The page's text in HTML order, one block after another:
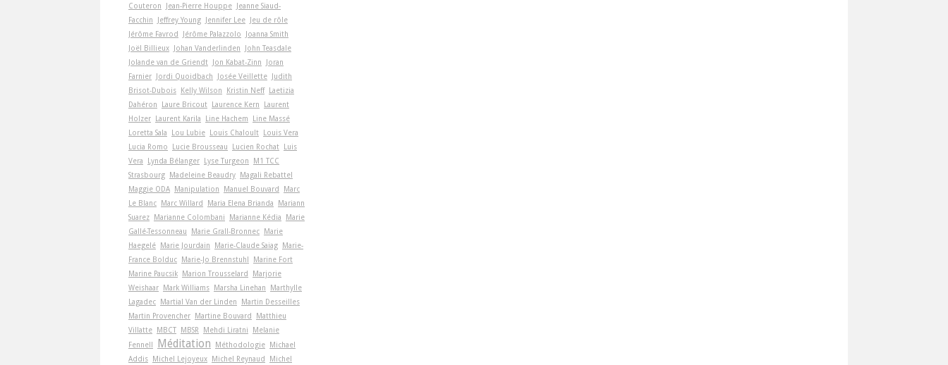
Couteron
Jean-Pierre Houppe Jeanne Siaud-
Facchin
Jeffrey Young Jennifer Lee Jeu de rôle
Jérôme Favrod
Jérôme Palazzolo
Joanna Smith
Joël Billieux Johan Vanderlinden
John Teasdale
Jolande van de Griendt Jon Kabat-Zinn
Joran
Farnier Jordi Quoidbach Josée Veillette Judith
Brisot-Dubois Kelly Wilson Kristin Neff Laetizia
Dahéron
Laure Bricout Laurence Kern
Laurent
Holzer Laurent Karila Line Hachem
Line Massé
Loretta Sala
Lou Lubie Louis Chaloult Louis Vera
Lucia Romo
Lucie Brousseau Lucien Rochat Luis
Vera
Lynda Bélanger Lyse Turgeon
M1 TCC
Strasbourg Madeleine Beaudry Magali Rebattel
Maggie ODA Manipulation Manuel Bouvard
Marc
Le Blanc Marc Willard Maria Elena Brianda
Mariann
Suarez Marianne Colombani Marianne Kédia
Marie
Gallé-Tessonneau
Marie Grall-Bronnec Marie
Haegelé Marie Jourdain Marie-Claude Saiag Marie-
France Bolduc Marie-Jo Brennstuhl
Marine Fort
Marine Paucsik Marion Trousselard
Marjorie
Weishaar Mark Williams Marsha Linehan
Marthylle
Lagadec Martial Van der Linden
Martin Desseilles
Martin Provencher Martine Bouvard
Matthieu
Villatte MBCT MBSR Mehdi Liratni
Melanie
Fennell
Méditation Méthodologie Michael
Addis Michel Lejoyeux Michel Reynaud
Michel